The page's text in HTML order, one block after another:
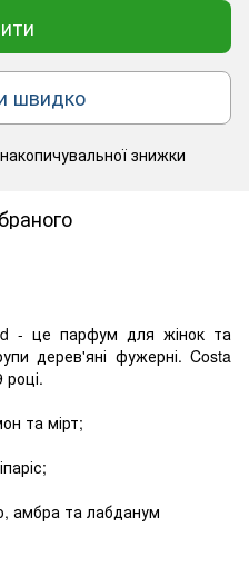
швидко
знижки
- це парфум для жінок та
дерев'яні фужерні. Costa
та мірт;
амбра та лабданум